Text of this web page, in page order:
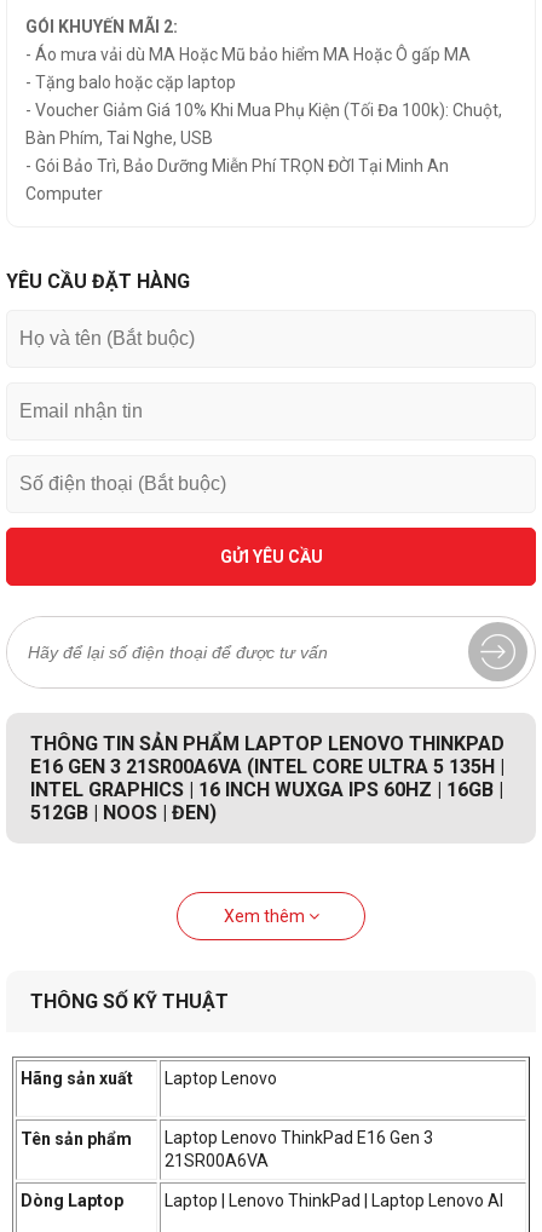
GÓI KHUYẾN MÃI 2:
- Áo mưa vải dù MA Hoặc Mũ bảo hiểm MA Hoặc Ô gấp MA
- Tặng balo hoặc cặp laptop
- Voucher Giảm Giá 10% Khi Mua Phụ Kiện (Tối Đa 100k): Chuột,
Bàn Phím, Tai Nghe, USB
- Gói Bảo Trì, Bảo Dưỡng Miễn Phí TRỌN ĐỜI Tại Minh An
Computer
YÊU CẦU ĐẶT HÀNG
GỬI YÊU CẦU
THÔNG TIN SẢN PHẨM LAPTOP LENOVO THINKPAD
E16 GEN 3 21SR00A6VA (INTEL CORE ULTRA 5 135H |
INTEL GRAPHICS | 16 INCH WUXGA IPS 60HZ | 16GB |
512GB | NOOS | ĐEN)
Xem thêm
THÔNG SỐ KỸ THUẬT
Hãng sản xuất Laptop Lenovo
Tên sản phẩm
Laptop Lenovo ThinkPad E16 Gen 3
21SR00A6VA
Dòng Laptop Laptop | Lenovo ThinkPad | Laptop Lenovo AI